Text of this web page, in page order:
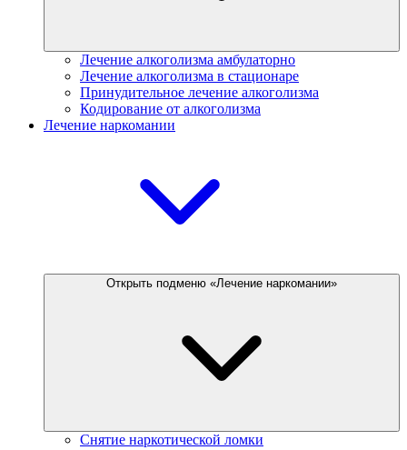
Лечение алкоголизма амбулаторно
Лечение алкоголизма в стационаре
Принудительное лечение алкоголизма
Кодирование от алкоголизма
Лечение наркомании
Открыть подменю «Лечение наркомании»
Снятие наркотической ломки